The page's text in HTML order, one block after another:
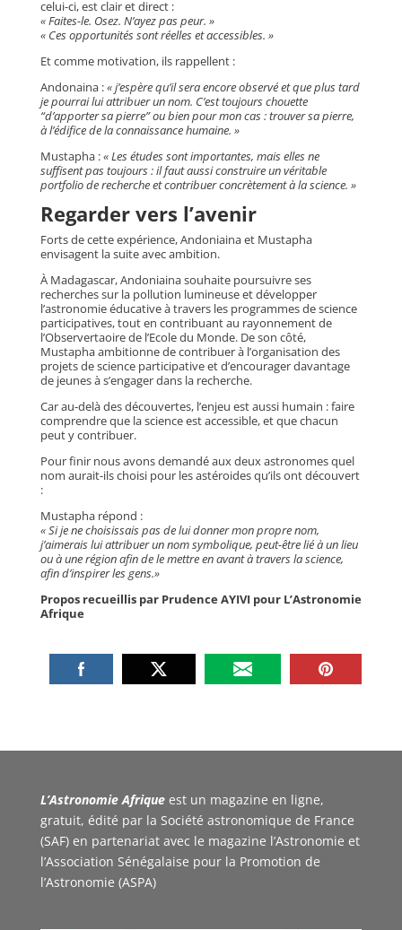
celui-ci, est clair et direct :
« Faites-le. Osez. N’ayez pas peur. »
« Ces opportunités sont réelles et accessibles. »
Et comme motivation, ils rappellent :
Andonaina :« j’espère qu’il sera encore observé et que plus tard
je pourrai lui attribuer un nom. C’est toujours chouette
“d’apporter sa pierre” ou bien pour mon cas : trouver sa pierre,
à l’édifice de la connaissance humaine. »
Mustapha :« Les études sont importantes, mais elles ne
suffisent pas toujours : il faut aussi construire un véritable
portfolio de recherche et contribuer concrètement à la science. »
Regarder vers l’avenir
Forts de cette expérience, Andoniaina et Mustapha
envisagent la suite avec ambition.
À Madagascar, Andoniaina souhaite poursuivre ses
recherches sur la pollution lumineuse et développer
l’astronomie éducative à travers les programmes de science
participatives, tout en contribuant au rayonnement de
l’Observertaoire de l’Ecole du Monde. De son côté,
Mustapha ambitionne de contribuer à l’organisation des
projets de science participative et d’encourager davantage
de jeunes à s’engager dans la recherche.
Car au-delà des découvertes, l’enjeu est aussi humain : faire
comprendre que la science est accessible, et que chacun
peut y contribuer.
Pour finir nous avons demandé aux deux astronomes quel
nom aurait-ils choisi pour les astéroides qu’ils ont découvert
:
Mustapha répond :
« Si je ne choisissais pas de lui donner mon propre nom,
j’aimerais lui attribuer un nom symbolique, peut-être lié à un lieu
ou à une région afin de le mettre en avant à travers la science,
afin d’inspirer les gens.»
Propos recueillis par Prudence AYIVI pour L’Astronomie
Afrique
L’Astronomie Afrique est un magazine en ligne,
gratuit, édité par la Société astronomique de France
(SAF) en partenariat avec le magazine l’Astronomie et
l’Association Sénégalaise pour la Promotion de
l’Astronomie (ASPA)